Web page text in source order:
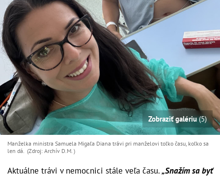
Zobraziť galériu(5)
Manželka ministra Samuela Migaľa Diana trávi pri manželovi toľko času, koľko sa
len dá. (Zdroj: Archív D.M. )
Aktuálne trávi v nemocnici stále veľa času.„Snažím sa byť